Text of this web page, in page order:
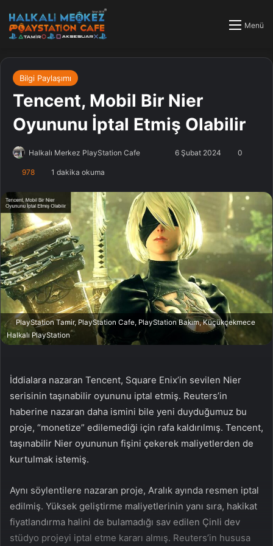
Menü
Bilgi Paylaşımı
Tencent, Mobil Bir Nier
Oyununu İptal Etmiş Olabilir
Halkalı Merkez PlayStation Cafe
l
o
w
o
n
e
-
p
o
s
a
g
ö
n
d
e
k
6 Şubat 2024 0
978 1 dakika okuma
PlayStation Tamir, PlayStation Cafe, PlayStation Bakım, Küçükçekmece
Halkalı PlayStation
İddialara nazaran Tencent, Square Enix’in sevilen Nier
serisinin taşınabilir oyununu iptal etmiş. Reuters’in
haberine nazaran daha ismini bile yeni duyduğumuz bu
proje, “monetize” edilemediği için rafa kaldırılmış. Tencent,
taşınabilir Nier oyununun fişini çekerek maliyetlerden de
kurtulmak istemiş.
Aynı söylentilere nazaran proje, Aralık ayında resmen iptal
edilmiş. Yüksek geliştirme maliyetlerinin yanı sıra, hakikat
fiyatlandırma halini de bulamadığı sav edilen Çinli dev
stüdyo projeyi iptal etme kararı almış. Reuters’in hususa